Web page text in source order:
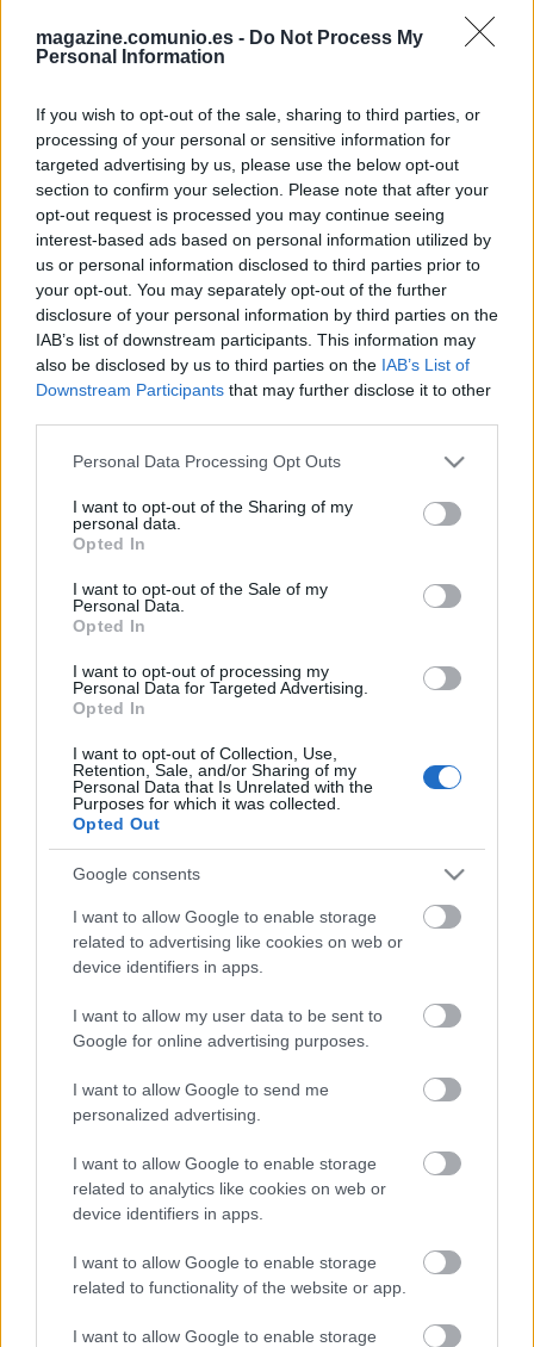
magazine.comunio.es - Do Not Process My
Personal Information
If you wish to opt-out of the sale, sharing to third parties, or
processing of your personal or sensitive information for
targeted advertising by us, please use the below opt-out
section to confirm your selection. Please note that after your
opt-out request is processed you may continue seeing
interest-based ads based on personal information utilized by
us or personal information disclosed to third parties prior to
your opt-out. You may separately opt-out of the further
disclosure of your personal information by third parties on the
IAB’s list of downstream participants. This information may
also be disclosed by us to third parties on the IAB’s List of
Downstream Participants that may further disclose it to other
Please note that this website/app uses one or more Google
not limited to your visit or usage behaviour. You may click to
grant or deny consent to Google and its third-party tags to
use your data for below specified purposes in below Google
consent section.
Personal Data Processing Opt Outs
I want to opt-out of the Sharing of my
personal data.
Opted In
I want to opt-out of the Sale of my
Personal Data.
Opted In
I want to opt-out of processing my
Personal Data for Targeted Advertising.
Opted In
I want to opt-out of Collection, Use,
Retention, Sale, and/or Sharing of my
Personal Data that Is Unrelated with the
Purposes for which it was collected.
Opted Out
Google consents
I want to allow Google to enable storage
related to advertising like cookies on web or
device identifiers in apps.
I want to allow my user data to be sent to
Google for online advertising purposes.
I want to allow Google to send me
personalized advertising.
I want to allow Google to enable storage
related to analytics like cookies on web or
device identifiers in apps.
I want to allow Google to enable storage
related to functionality of the website or app.
I want to allow Google to enable storage
alineación que presente Marcelino? A continuación, las
posibles alineaciones del Espanyol-Athletic.
Posible alineación : Diego López – Aleix Vidal, Cabrera,
Sergi Gómez, Pedrosa (Dídac) – Morlanes (Yangel Herrera),
Sergi Darder, Nico Melamed, Embarba – Raúl de Tomás,
Loren.
Estos jugadores son baja: Miguelón (lesión muscular),
Keidi Bare (lesión muscular), Óscar Gil (rodilla).
Estos jugadores son duda: Puado (pubalgia), Melendo
(molestias musculares).
Posibles modificaciones: Vicente Moreno puede introducir
alguna rotación en defensa, principalmente en los laterales.
Melamed y Manu Morlanes o Yangel Herrera. Loren podría
ser otra de las novedades del once, acompañando a Raúl
Ganadores valor mercado (16-22 octubre): RDT, el
El mercado sigue con su tendencia
así, hubo jugadores que
incrementaron mucho su valor
como es el caso de RDT. Estos
Athletic
: Unai Simón – De Marcos, Yeray, Íñigo
Martínez (Vivian), Balenziaga (Lekue) – Berenguer, Vesga
Williams, Sancet.
Nolaskoain (tobillo), Villalibre (lesión muscular).
Estos jugadores son duda: Unai Núñez (tobillo), Zarraga.
Posibles modificaciones
: Marcelino probablemente haga
algunos cambios en el equipo titular para dosificar a
tener descanso, al igual que Dani García en el centro del